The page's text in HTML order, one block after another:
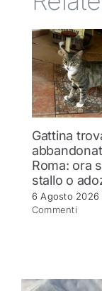
Gattina
Roma: ora
stallo o
6 Agosto 2026
Commenti